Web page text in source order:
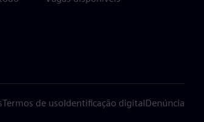
Termos de usoIdentificação digitalDenúncia